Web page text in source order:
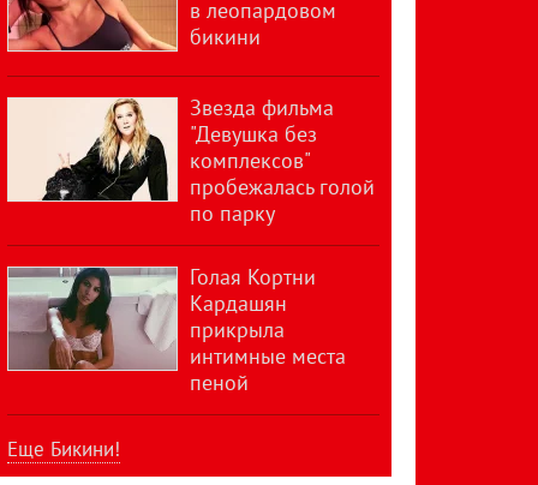
в леопардовом
бикини
Звезда фильма
"Девушка без
комплексов"
пробежалась голой
по парку
Голая Кортни
Кардашян
прикрыла
интимные места
пеной
Еще Бикини!